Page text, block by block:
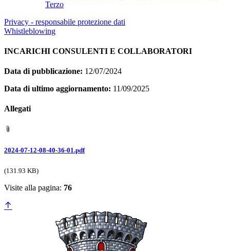
Terzo
Privacy - responsabile protezione dati
Whistleblowing
INCARICHI CONSULENTI E COLLABORATORI
Data di pubblicazione: 12/07/2024
Data di ultimo aggiornamento: 11/09/2025
Allegati
2024-07-12-08-40-36-01.pdf
(131.93 KB)
Visite alla pagina: 76